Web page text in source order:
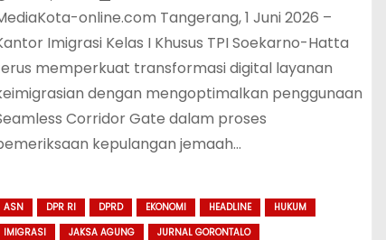
online.com Tangerang, 1 Juni 2026 –
Imigrasi Kelas I Khusus TPI Soekarno-Hatta
memperkuat transformasi digital layanan
dengan mengoptimalkan penggunaan
Corridor Gate dalam proses
kepulangan jemaah…
ASN DPR RI DPRD EKONOMI HEADLINE
HUKUM
IMIGRASI
JAKSA AGUNG
JURNAL GORONTALO